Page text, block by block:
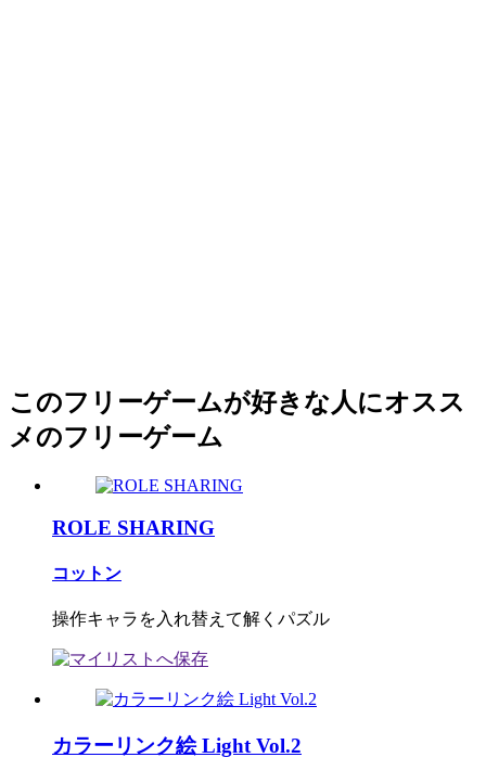
このフリーゲームが好きな人にオスス
メのフリーゲーム
ROLE SHARING
コットン
操作キャラを入れ替えて解くパズル
カラーリンク絵 Light Vol.2